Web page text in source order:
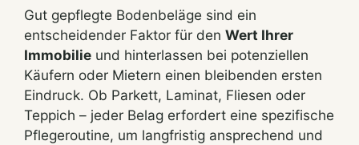
Gut gepflegte Bodenbeläge sind ein
entscheidender Faktor für den Wert Ihrer
Immobilie und hinterlassen bei potenziellen
Käufern oder Mietern einen bleibenden ersten
Eindruck. Ob Parkett, Laminat, Fliesen oder
Teppich – jeder Belag erfordert eine spezifische
Pflegeroutine, um langfristig ansprechend und